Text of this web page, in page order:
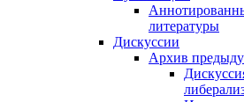
литературы
Дискуссии
Архив